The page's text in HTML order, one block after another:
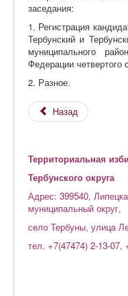
заседания:
1. Регистрация
Тербунский и
муниципального
Федерации четвертого
2. Разное.
Назад
Территориальная
Тербунского округа
Адрес: 399540,
муниципальный округ,
село Тербуны, улица
тел. +7(47474) 2-13-07,